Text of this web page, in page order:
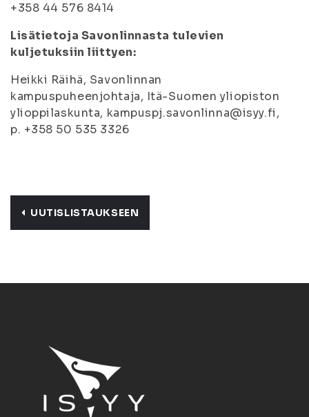
+358 44 576 8414
Lisätietoja Savonlinnasta tulevien
kuljetuksiin liittyen:
Heikki Räihä, Savonlinnan
kampuspuheenjohtaja, Itä-Suomen yliopiston
ylioppilaskunta, kampuspj.savonlinna@isyy.fi,
p. +358 50 535 3326
UUTISLISTAUKSEEN